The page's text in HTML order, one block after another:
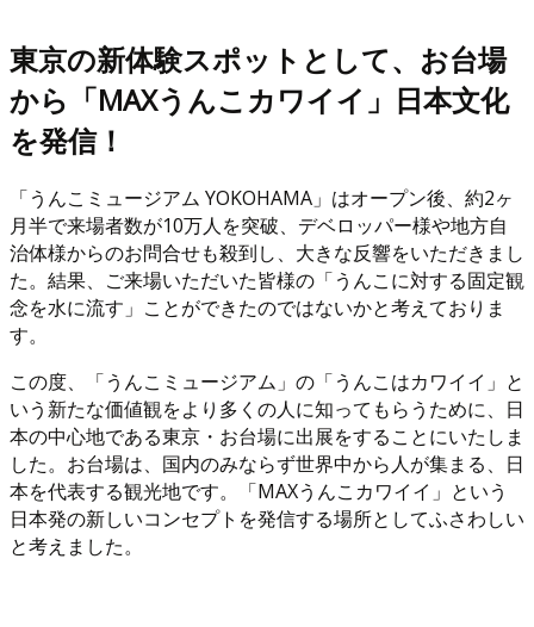
東京の新体験スポットとして、お台場
から「MAXうんこカワイイ」日本文化
を発信！
「うんこミュージアム YOKOHAMA」はオープン後、約2ヶ
月半で来場者数が10万人を突破、デベロッパー様や地方自
治体様からのお問合せも殺到し、大きな反響をいただきまし
た。結果、ご来場いただいた皆様の「うんこに対する固定観
念を水に流す」ことができたのではないかと考えておりま
す。
この度、「うんこミュージアム」の「うんこはカワイイ」と
いう新たな価値観をより多くの人に知ってもらうために、日
本の中心地である東京・お台場に出展をすることにいたしま
した。お台場は、国内のみならず世界中から人が集まる、日
本を代表する観光地です。「MAXうんこカワイイ」という
日本発の新しいコンセプトを発信する場所としてふさわしい
と考えました。